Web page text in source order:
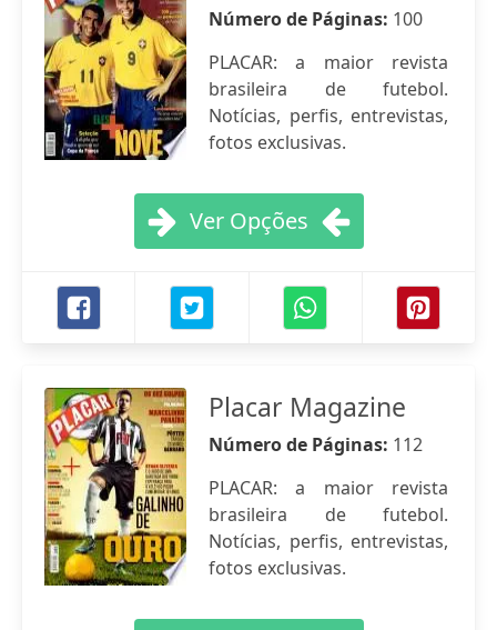
Número de Páginas: 100
PLACAR: a maior revista
brasileira de futebol.
Notícias, perfis, entrevistas,
fotos exclusivas.
Ver Opções
Placar Magazine
Número de Páginas: 112
PLACAR: a maior revista
brasileira de futebol.
Notícias, perfis, entrevistas,
fotos exclusivas.